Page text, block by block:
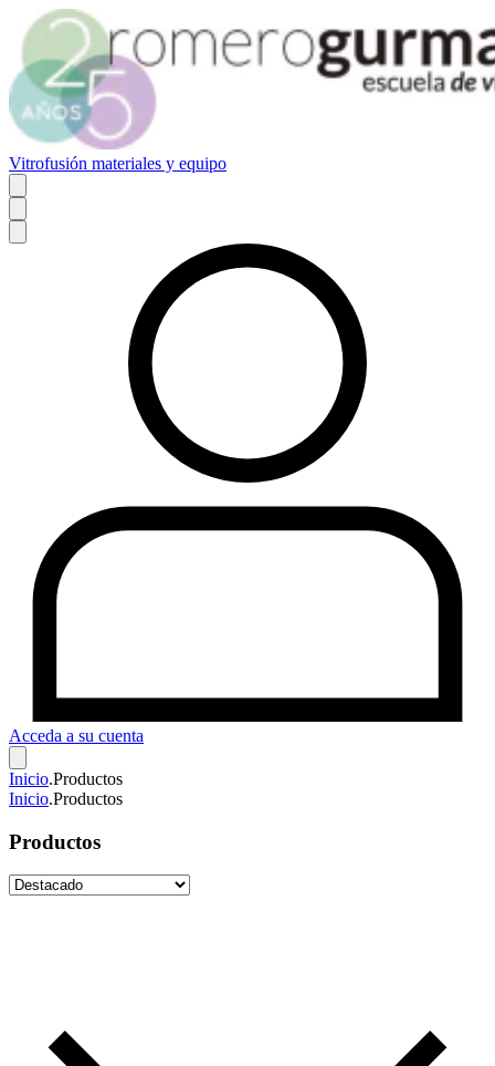
Vitrofusión materiales y equipo
Acceda a su cuenta
Inicio.Productos
Inicio.Productos
Productos